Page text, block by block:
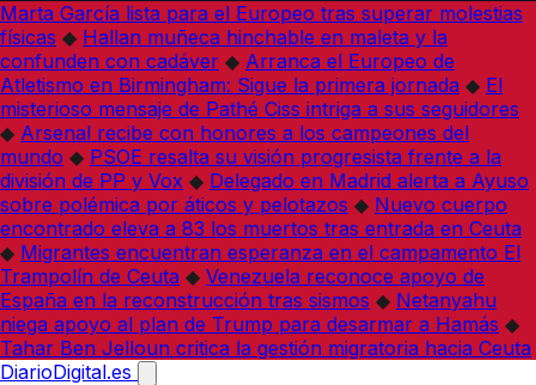
Marta García lista para el Europeo tras superar molestias
físicas ◆ Hallan muñeca hinchable en maleta y la
confunden con cadáver ◆ Arranca el Europeo de
Atletismo en Birmingham: Sigue la primera jornada ◆ El
misterioso mensaje de Pathé Ciss intriga a sus seguidores
◆ Arsenal recibe con honores a los campeones del
mundo ◆ PSOE resalta su visión progresista frente a la
división de PP y Vox ◆ Delegado en Madrid alerta a Ayuso
sobre polémica por áticos y pelotazos ◆ Nuevo cuerpo
encontrado eleva a 83 los muertos tras entrada en Ceuta
◆ Migrantes encuentran esperanza en el campamento El
Trampolín de Ceuta ◆ Venezuela reconoce apoyo de
España en la reconstrucción tras sismos ◆ Netanyahu
niega apoyo al plan de Trump para desarmar a Hamás ◆
Tahar Ben Jelloun critica la gestión migratoria hacia Ceuta
DiarioDigital.es